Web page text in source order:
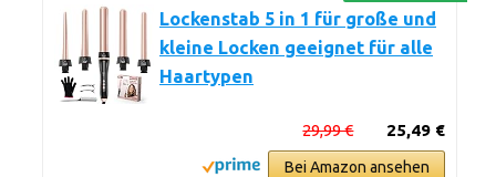
Lockenstab 5 in 1 für große und
kleine Locken geeignet für alle
Haartypen
25,49 €
29,99 €
Bei Amazon ansehen